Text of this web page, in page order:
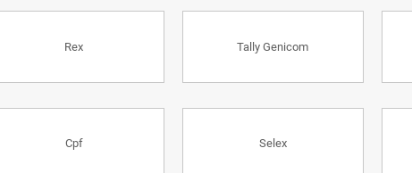
Rex Tally Genicom
Cpf Selex